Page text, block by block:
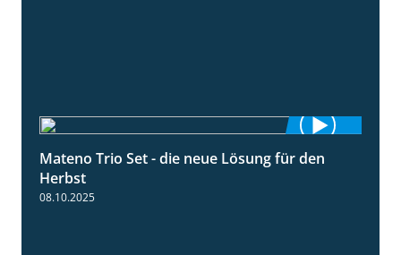
2:22
Mateno Trio Set - die neue Lösung für den
Herbst
08.10.2025